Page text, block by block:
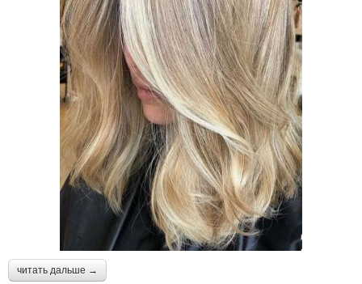
читать дальше →